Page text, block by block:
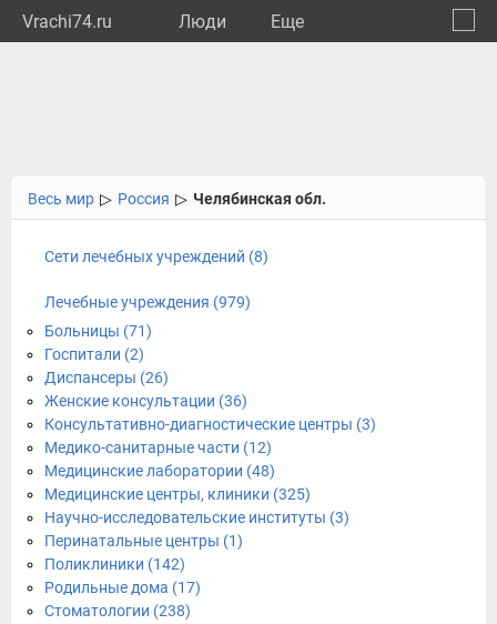
Vrachi74.ru Люди Eще
Весь мир ▷ Россия ▷ Челябинская обл.
Сети лечебных учреждений (8)
Лечебные учреждения (979)
Больницы (71)
Госпитали (2)
Диспансеры (26)
Женские консультации (36)
Консультативно-диагностические центры (3)
Медико-санитарные части (12)
Медицинские лаборатории (48)
Медицинские центры, клиники (325)
Научно-исследовательские институты (3)
Перинатальные центры (1)
Поликлиники (142)
Родильные дома (17)
Стоматологии (238)